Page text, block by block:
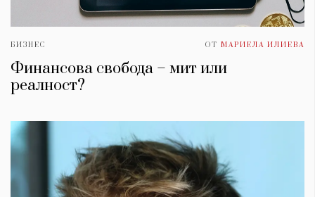
БИЗНЕС ОТ МАРИЕЛА ИЛИЕВА
Финансова свобода – мит или
реалност?